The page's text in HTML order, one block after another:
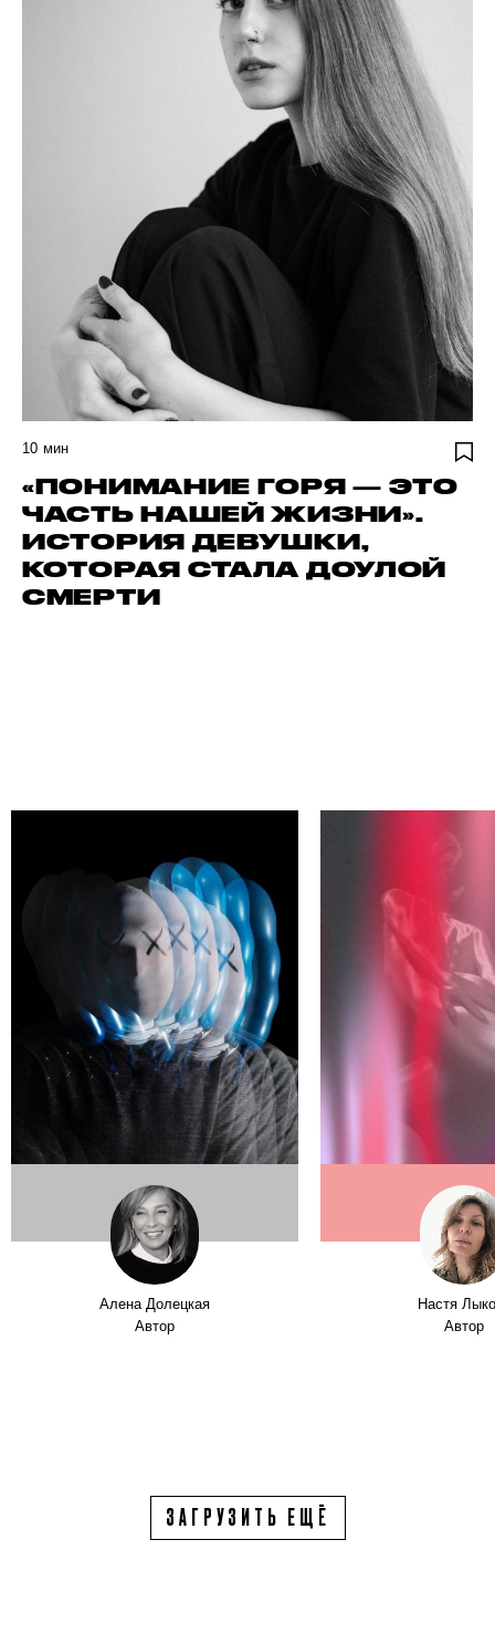
10 мин
«ПОНИМАНИЕ ГОРЯ — ЭТО
ЧАСТЬ НАШЕЙ ЖИЗНИ».
ИСТОРИЯ ДЕВУШКИ,
КОТОРАЯ СТАЛА ДОУЛОЙ
СМЕРТИ
Алена Долецкая
Автор
Настя
Автор
ЗАГРУЗИТЬ ЕЩЁ